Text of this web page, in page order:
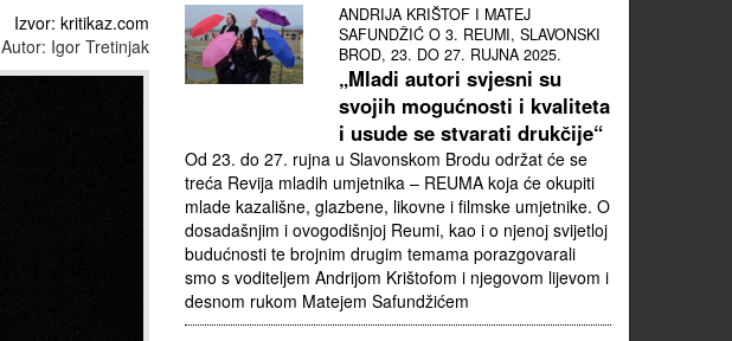
Izvor: kritikaz.com
Autor: Igor Tretinjak
ANDRIJA KRIŠTOF I MATEJ
SAFUNDŽIĆ O 3. REUMI, SLAVONSKI
BROD, 23. DO 27. RUJNA 2025.
„Mladi autori svjesni su
svojih mogućnosti i kvaliteta
i usude se stvarati drukčije“
Od 23. do 27. rujna u Slavonskom Brodu održat će se
treća Revija mladih umjetnika – REUMA koja će okupiti
mlade kazališne, glazbene, likovne i filmske umjetnike. O
dosadašnjim i ovogodišnjoj Reumi, kao i o njenoj svijetloj
budućnosti te brojnim drugim temama porazgovarali
smo s voditeljem Andrijom Krištofom i njegovom lijevom i
desnom rukom Matejem Safundžićem